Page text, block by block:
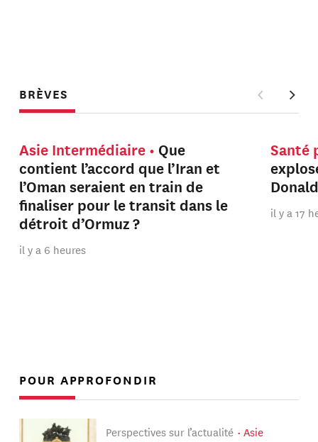
BRÈVES
Asie Intermédiaire
Que
contient l’accord que l’Iran et
l’Oman seraient en train de
finaliser pour le transit dans le
détroit d’Ormuz ?
il y a 6 heures
Santé
il y a 17
POUR APPROFONDIR
Perspectives sur l’actualité
Asie